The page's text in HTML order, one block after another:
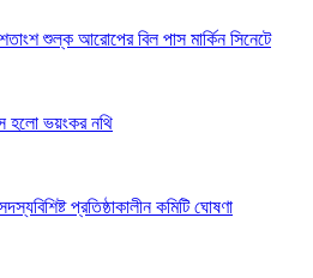
শুল্ক আরোপের বিল পাস মার্কিন সিনেটে
হলো ভয়ংকর নথি
প্রতিষ্ঠাকালীন কমিটি ঘোষণা